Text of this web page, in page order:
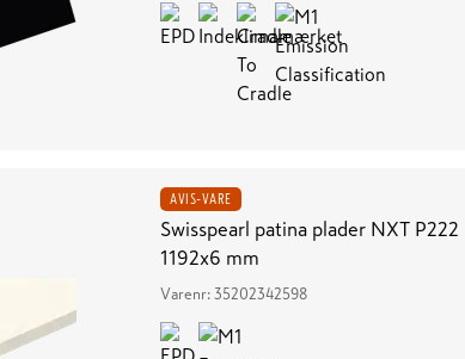
AVIS-VARE
Swisspearl patina plader NXT P222
1192x6 mm
Varenr: 35202342598